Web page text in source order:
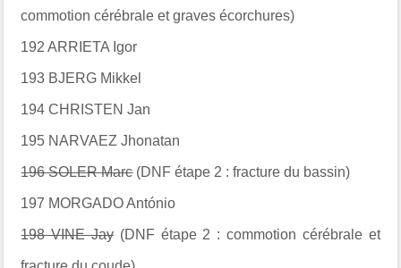
commotion cérébrale et graves écorchures)
192 ARRIETA Igor
193 BJERG Mikkel
194 CHRISTEN Jan
195 NARVAEZ Jhonatan
196 SOLER Marc(DNF étape 2 : fracture du bassin)
197 MORGADO António
198 VINE Jay (DNF étape 2 : commotion cérébrale et